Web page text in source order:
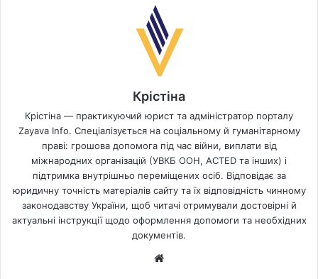
Крістіна
Крістіна — практикуючий юрист та адміністратор порталу
Zayava Info. Спеціалізується на соціальному й гуманітарному
праві: грошова допомога під час війни, виплати від
міжнародних організацій (УВКБ ООН, ACTED та інших) і
підтримка внутрішньо переміщених осіб. Відповідає за
юридичну точність матеріалів сайту та їх відповідність чинному
законодавству України, щоб читачі отримували достовірні й
актуальні інструкції щодо оформлення допомоги та необхідних
документів.